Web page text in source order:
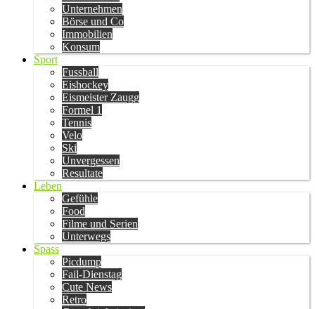
Unternehmen
Börse und Co
Immobilien
Konsum
Sport
Fussball
Eishockey
Eismeister Zaugg
Formel 1
Tennis
Velo
Ski
Unvergessen
Resultate
Leben
Gefühle
Food
Filme und Serien
Unterwegs
Spass
Picdump
Fail-Dienstag
Cute News
Retro